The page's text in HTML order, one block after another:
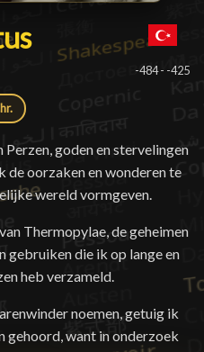
█
-484 - -425
goden en stervelingen
de oorzaken en wonderen te
wereld vormgeven.
Thermopylae, de geheimen
gebruiken die ik op lange en
heb verzameld.
noemen, getuig ik
gehoord, want in onderzoek